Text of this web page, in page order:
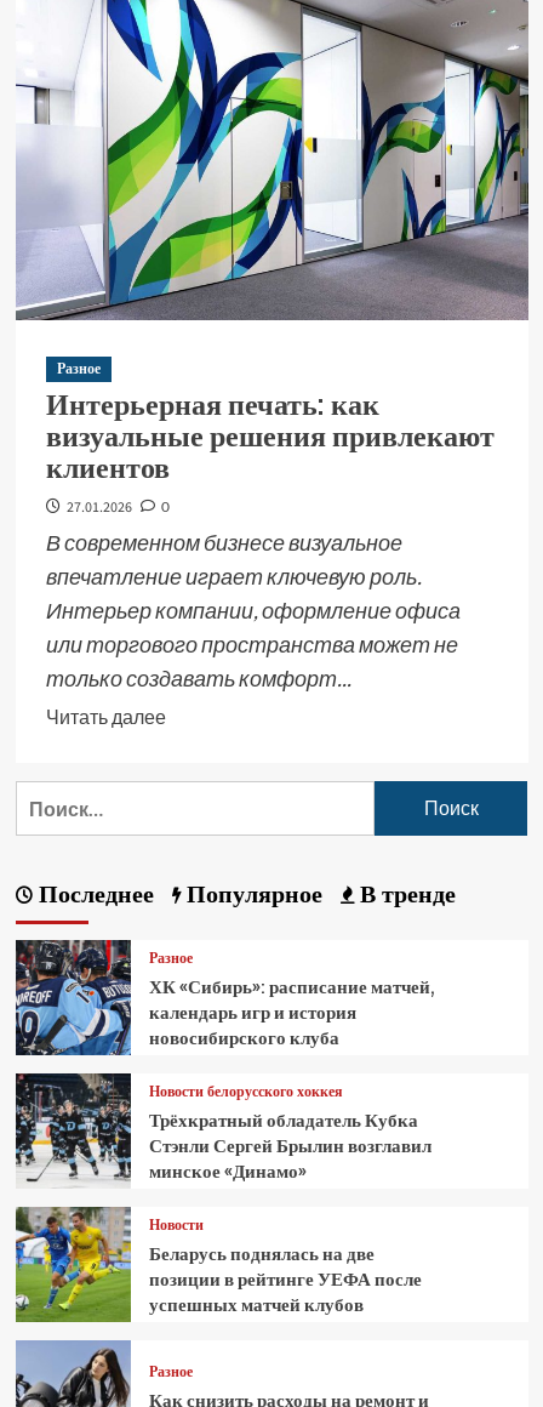
Разное
Интерьерная печать: как
визуальные решения привлекают
клиентов
27.01.2026 0
В современном бизнесе визуальное
впечатление играет ключевую роль.
Интерьер компании, оформление офиса
или торгового пространства может не
только создавать комфорт...
Читать далее
Последнее Популярное В тренде
Разное
ХК «Сибирь»: расписание матчей,
календарь игр и история
новосибирского клуба
Новости белорусского хоккея
Трёхкратный обладатель Кубка
Стэнли Сергей Брылин возглавил
минское «Динамо»
Новости
Беларусь поднялась на две
позиции в рейтинге УЕФА после
успешных матчей клубов
Разное
Как снизить расходы на ремонт и